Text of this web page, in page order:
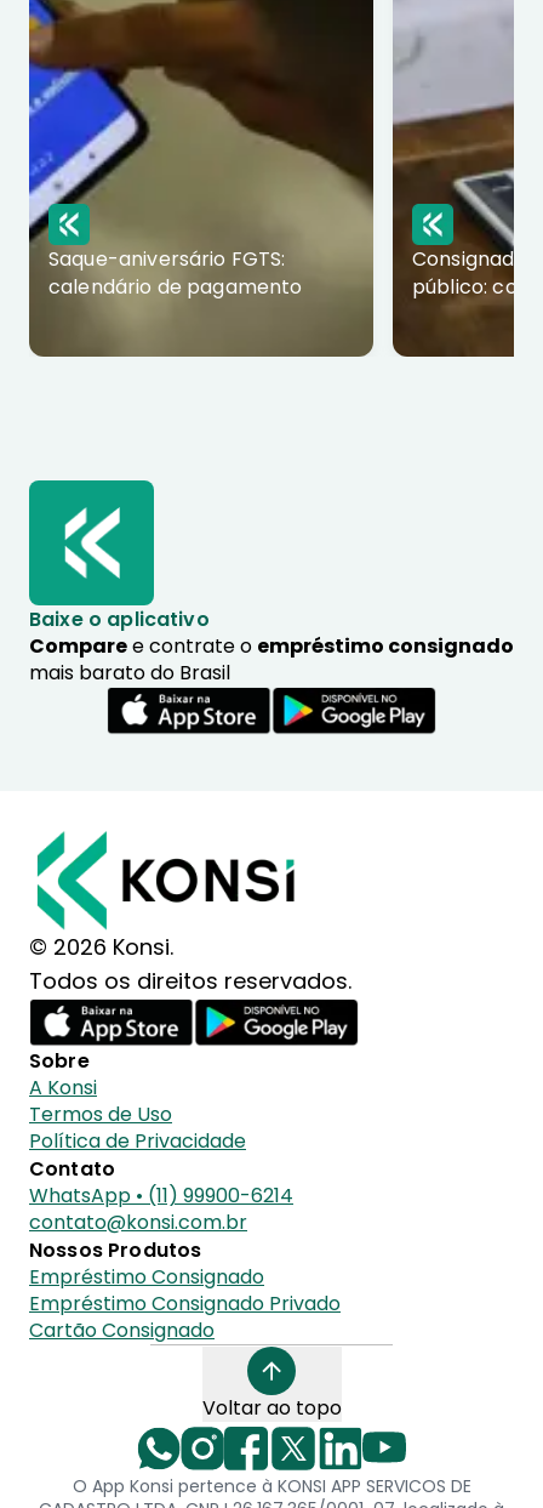
Saque-aniversário FGTS:
calendário de pagamento
Consignado
público:
Baixe o aplicativo
Comparee contrate o empréstimo consignado
mais barato do Brasil
© 2026 Konsi.
Todos os direitos reservados.
Sobre
A Konsi
Termos de Uso
Política de Privacidade
Contato
WhatsApp • (11) 99900-6214
contato@konsi.com.br
Nossos Produtos
Empréstimo Consignado
Empréstimo Consignado Privado
Cartão Consignado
Voltar ao topo
O App Konsi pertence à KONSI APP SERVICOS DE